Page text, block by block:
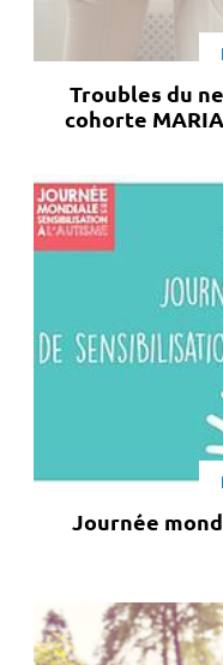
Troubles du
cohorte
Journée